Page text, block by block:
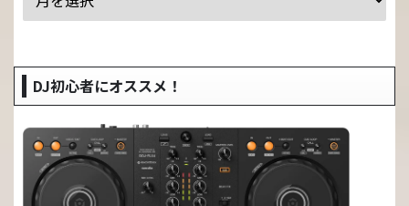
DJ初心者にオススメ！